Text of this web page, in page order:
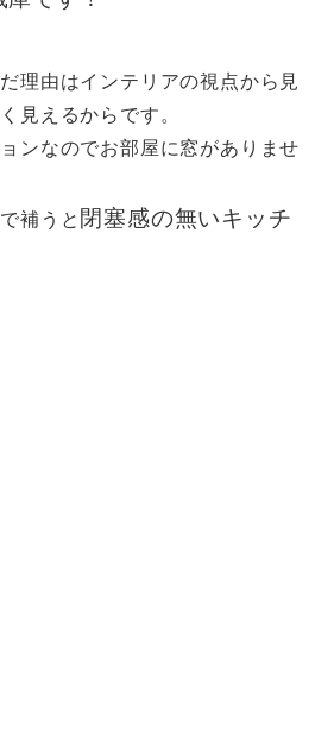
理由はインテリアの視点から見
見えるからです。
ンなのでお部屋に窓がありませ
補うと 閉塞感の無いキッチ